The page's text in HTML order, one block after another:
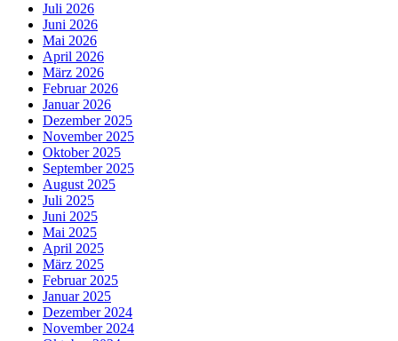
Juli 2026
Juni 2026
Mai 2026
April 2026
März 2026
Februar 2026
Januar 2026
Dezember 2025
November 2025
Oktober 2025
September 2025
August 2025
Juli 2025
Juni 2025
Mai 2025
April 2025
März 2025
Februar 2025
Januar 2025
Dezember 2024
November 2024